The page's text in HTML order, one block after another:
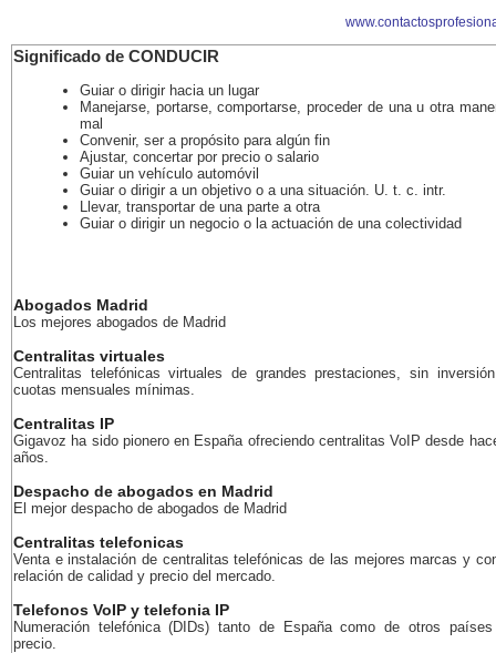
Significado de CONDUCIR
Guiar o dirigir hacia un lugar
Manejarse, portarse, comportarse, proceder de una u otra
mal
Convenir, ser a propósito para algún fin
Ajustar, concertar por precio o salario
Guiar un vehículo automóvil
Guiar o dirigir a un objetivo o a una situación. U. t. c. intr.
Llevar, transportar de una parte a otra
Guiar o dirigir un negocio o la actuación de una colectividad
Abogados Madrid
Los mejores abogados de Madrid
Centralitas virtuales
Centralitas telefónicas virtuales de grandes prestaciones, sin
cuotas mensuales mínimas.
Centralitas IP
Gigavoz ha sido pionero en España ofreciendo centralitas VoIP desde
años.
Despacho de abogados en Madrid
El mejor despacho de abogados de Madrid
Centralitas telefonicas
Venta e instalación de centralitas telefónicas de las mejores marcas y
relación de calidad y precio del mercado.
Telefonos VoIP y telefonia IP
Numeración telefónica (DIDs) tanto de España como de otros
precio.